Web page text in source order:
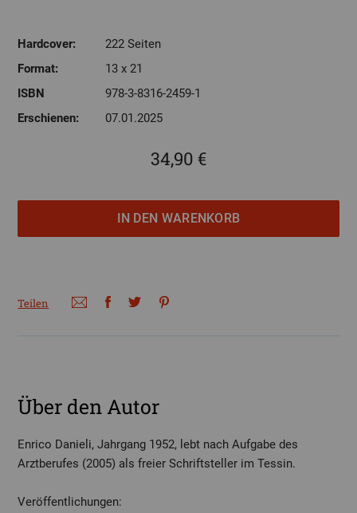
Hardcover:
222 Seiten
Format:
13 x 21
ISBN
978-3-8316-2459-1
Erschienen:
07.01.2025
34,90 €
Teilen
Über den Autor
Enrico Danieli, Jahrgang 1952, lebt nach Aufgabe des
Arztberufes (2005) als freier Schriftsteller im Tessin.
Veröffentlichungen: